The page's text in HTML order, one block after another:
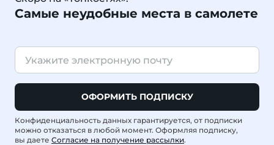
Самые неудобные места в самолете
ОФОРМИТЬ ПОДПИСКУ
Конфиденциальность данных гарантируется, от подписки
можно отказаться в любой момент. Оформляя подписку,
вы даете Согласие на получение рассылки.